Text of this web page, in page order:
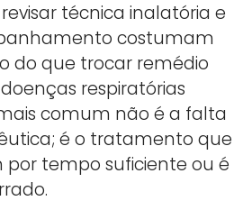
técnica inalatória e
costumam
do que trocar remédio
respiratórias
comum não é a falta
é o tratamento que
tempo suficiente ou é